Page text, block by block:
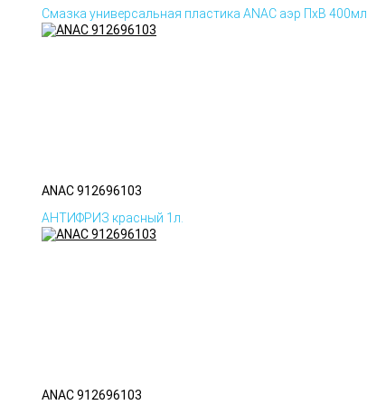
Смазка универсальная пластика ANAC аэр ПхВ 400мл
ANAC 912696103
АНТИФРИЗ красный 1л.
ANAC 912696103